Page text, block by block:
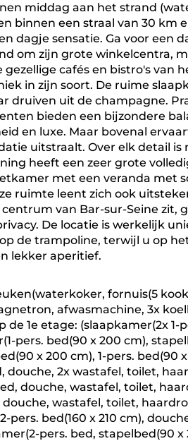
middag aan het strand
binnen een straal van 30 km
dagje sensatie. Ga voor een
om zijn grote winkelcentra,
cafés en bistro's van
in zijn soort. De ruime
druiven uit de champagne.
bieden een bijzondere
en luxe. Maar bovenal
uitstraalt. Over elk detail
heeft een zeer grote
met een veranda met
ruimte leent zich ook
van Bar-sur-Seine zit,
De locatie is werkelijk
de trampoline, terwijl u op
lekker aperitief.
fornuis(5
afwasmachine, 3x
1e etage: (slaapkamer(2x 1-
pers. bed(90 x 200 cm),
x 200 cm), 1-pers. bed(90
2x wastafel, toilet,
douche, wastafel, toilet,
douche, wastafel, toilet,
pers. bed(160 x 210 cm),
pers. bed, stapelbed(90 x